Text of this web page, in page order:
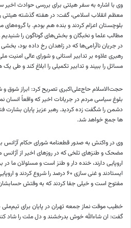
وی با اشاره به سفر هیئتی برای بررسی حوادث
معظم انقلاب اسلامی، گفت: در هفته گذشته
بلوچستان اعزام کردند و بنده هم بودم. با گروه‌های
مطالب علما و نخبگان و بخش‌های گوناگون را
در جریان ناآرامی‌ها که در زاهدان رخ داده بود،
رهبری علاوه بر تدابیر استانی و شورای عالی امنیت
مسائل را ببیند و تدابیر تکمیلی را ابلاغ کند و طی
حجت‌الاسلام حاج‌علی‌اکبری تصریح کرد: ابراز شوق و
بلوغ سیاسی مردم در جریانات اخیر که واقعاً
دشمن را شگفت زده کردید. رهبر عزیز پایان بشارت
ها جمع خواهد شد.
وی در واکنش به صدور قطعنامه شورای حکام آژانس
مضحک و طنزهای تلخی که در روزهای اخیر از
اروپایی دارند، خنده دار و طنز است و مسئولان ما در
ایستادند و غنی سازی ۶۰ درصد را
مفتوح است و خیلی جفا کردند که به وقتش
خطیب موقت نماز جمعه تهران در پایان برای
گفت: ان شاءالله خوش بدرخشند و دل ملت را شاد